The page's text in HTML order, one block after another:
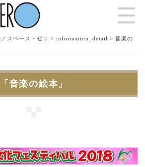
スペース・ゼロ > information_detail > 音楽の
「音楽の絵本」